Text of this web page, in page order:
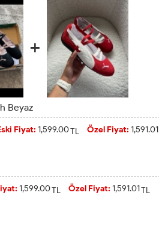
+
Beyaz
Fiyat: 1,599.00TL Özel Fiyat: 1,591.01
1,599.00TL Özel Fiyat: 1,591.01TL